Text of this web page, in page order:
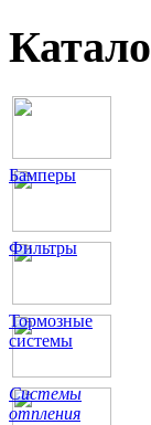
Бамперы
Фильтры
Тормозные
системы
Системы
отпления